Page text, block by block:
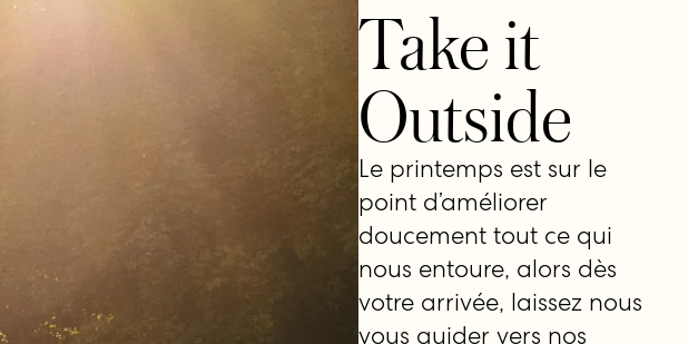
Take it
Outside
Le printemps est sur le
point d’améliorer
doucement tout ce qui
nous entoure, alors dès
votre arrivée, laissez nous
vous guider vers nos